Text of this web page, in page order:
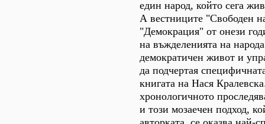
един народ, който сега
А вестниците "Свободен
"Демокрация" от онези
на въжделенията на
демократичен живот и
да подчертая
книгата на Нася
хронологичното
и този мозаечен подход,